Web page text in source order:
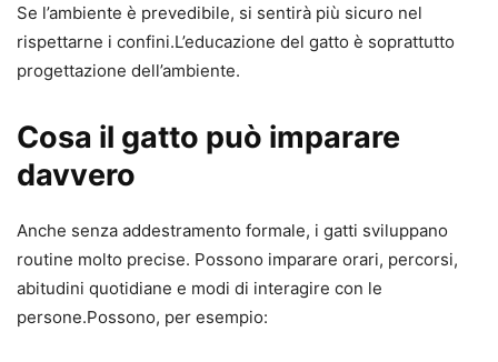
Se l’ambiente è prevedibile, si sentirà più sicuro nel
rispettarne i confini.L’educazione del gatto è soprattutto
progettazione dell’ambiente.
Cosa il gatto può imparare
davvero
Anche senza addestramento formale, i gatti sviluppano
routine molto precise. Possono imparare orari, percorsi,
abitudini quotidiane e modi di interagire con le
persone.Possono, per esempio: